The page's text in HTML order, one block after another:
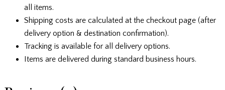
all items.
Shipping costs are calculated at the checkout page (after
delivery option & destination confirmation).
Tracking is available for all delivery options.
Items are delivered during standard business hours.